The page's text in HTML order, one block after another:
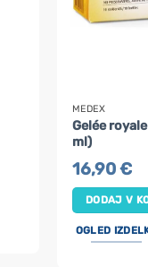
MEDEX
Gelée
ml)
16,90€
DODAJ V
OGLED